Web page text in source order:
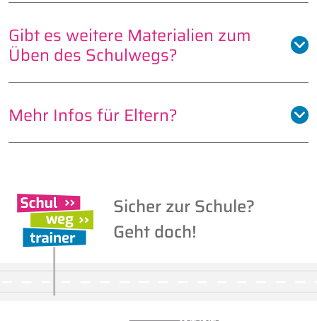
Gibt es weitere Materialien zum
Üben des Schulwegs?
Mehr Infos für Eltern?
Sicher zur Schule?
Geht doch!